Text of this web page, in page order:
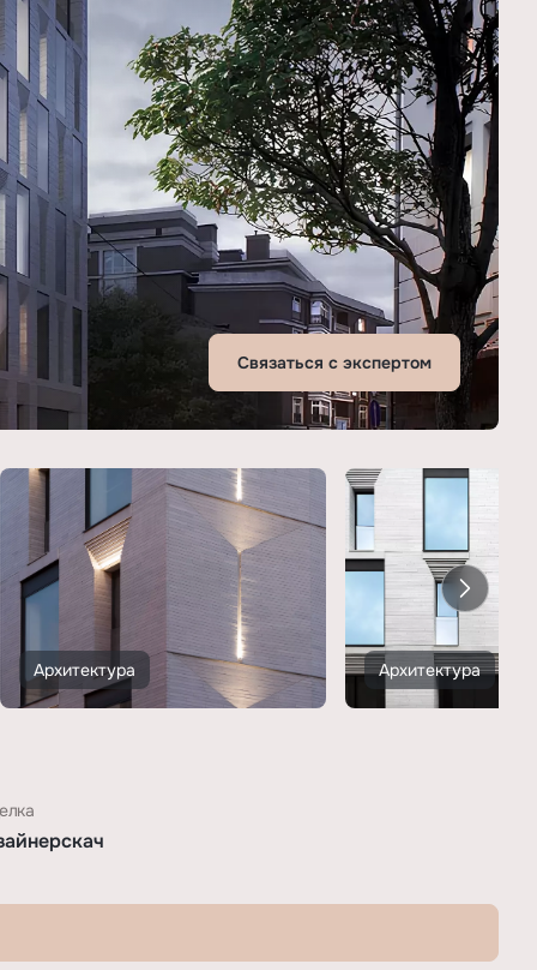
Связаться с экспертом
Архитектура Архитектура